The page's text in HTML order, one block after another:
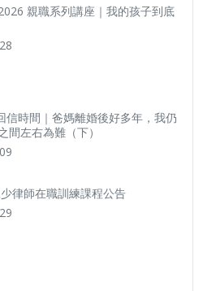
親職系列講座｜我的孩子到底
信時間｜爸媽離婚後好多年，我仍
間左右為難（下）
律師在職訓練課程公告